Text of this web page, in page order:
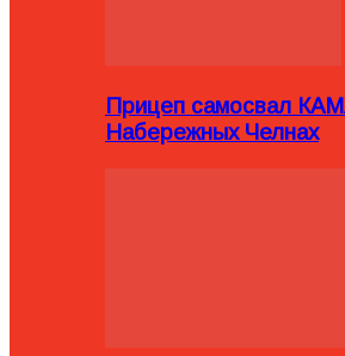
Прицеп самосвал
Набережных Челнах